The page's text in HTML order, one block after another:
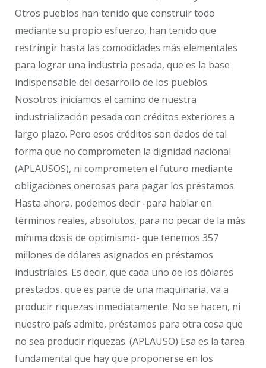
Otros pueblos han tenido que construir todo
mediante su propio esfuerzo, han tenido que
restringir hasta las comodidades más elementales
para lograr una industria pesada, que es la base
indispensable del desarrollo de los pueblos.
Nosotros iniciamos el camino de nuestra
industrialización pesada con créditos exteriores a
largo plazo. Pero esos créditos son dados de tal
forma que no comprometen la dignidad nacional
(APLAUSOS), ni comprometen el futuro mediante
obligaciones onerosas para pagar los préstamos.
Hasta ahora, podemos decir -para hablar en
términos reales, absolutos, para no pecar de la más
mínima dosis de optimismo- que tenemos 357
millones de dólares asignados en préstamos
industriales. Es decir, que cada uno de los dólares
prestados, que es parte de una maquinaria, va a
producir riquezas inmediatamente. No se hacen, ni
nuestro país admite, préstamos para otra cosa que
no sea producir riquezas. (APLAUSO) Esa es la tarea
fundamental que hay que proponerse en los